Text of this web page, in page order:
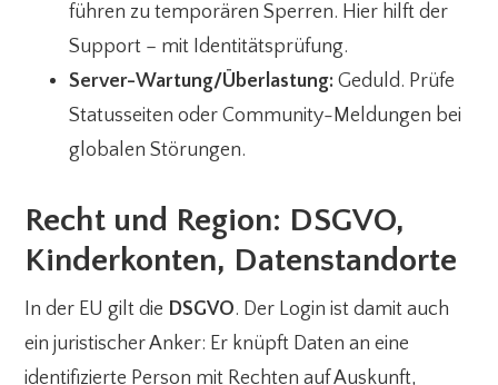
führen zu temporären Sperren. Hier hilft der
Support – mit Identitätsprüfung.
Server-Wartung/Überlastung: Geduld. Prüfe
Statusseiten oder Community-Meldungen bei
globalen Störungen.
Recht und Region: DSGVO,
Kinderkonten, Datenstandorte
In der EU gilt die DSGVO. Der Login ist damit auch
ein juristischer Anker: Er knüpft Daten an eine
identifizierte Person mit Rechten auf Auskunft,